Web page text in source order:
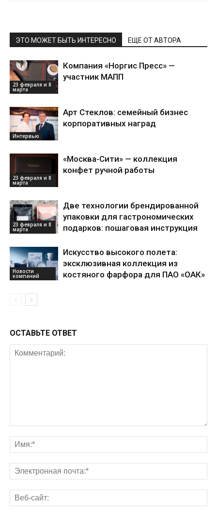
ЭТО МОЖЕТ БЫТЬ ИНТЕРЕСНО ЕЩЕ ОТ АВТОРА
23 февраля и 8
марта
Компания «Норгис Пресс» —
участник МАПП
Интервью
Арт Стеклов: семейный бизнес
корпоративных наград
23 февраля и 8
марта
«Москва-Сити» — коллекция
конфет ручной работы
23 февраля и 8
марта
Две технологии брендированной
упаковки для гастрономических
подарков: пошаговая инструкция
Новости
компаний
Искусство высокого полета:
эксклюзивная коллекция из
костяного фарфора для ПАО «ОАК»
ОСТАВЬТЕ ОТВЕТ